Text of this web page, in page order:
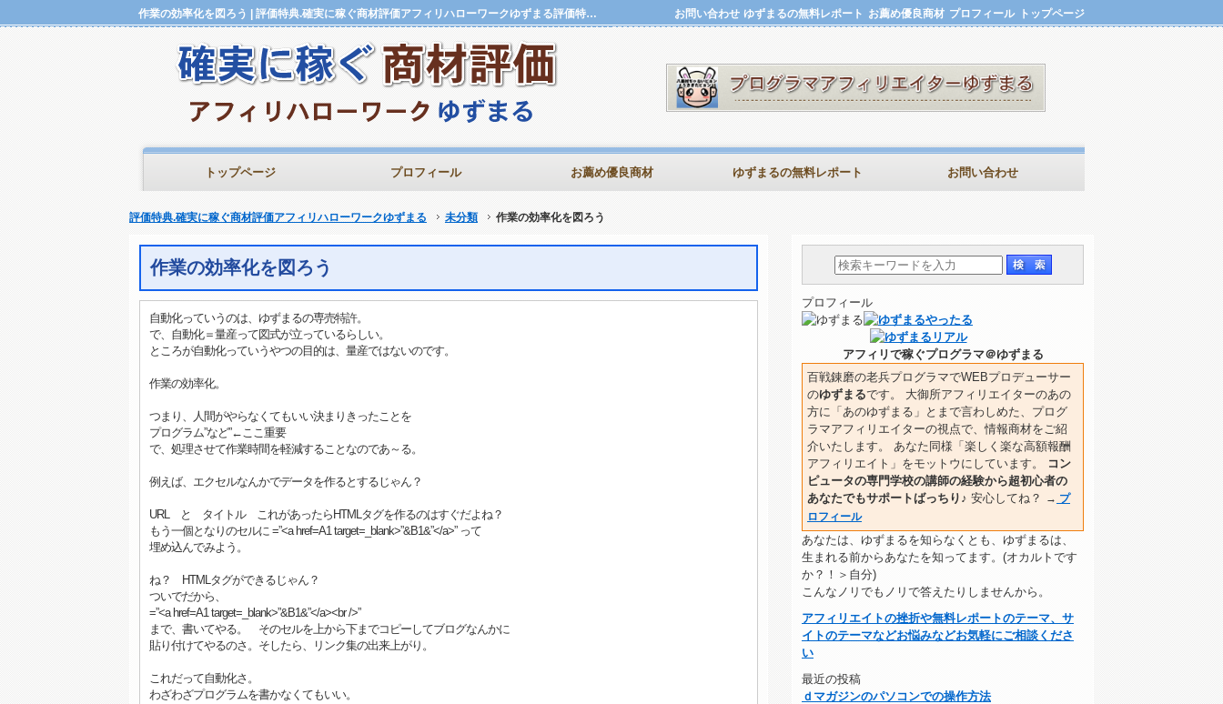
作業の効率化を図ろう | 評価特典.確実に稼ぐ商材評価アフィリハローワークゆずまる評価特典.確実に稼ぐ商材評価アフィリハローワークゆずまる トップページ
プロフィール
お薦め優良商材
ゆずまるの無料レポート
お問い合わせ
トップページ プロフィール お薦め優良商材 ゆずまるの無料レポート お問い合わせ
評価特典.確実に稼ぐ商材評価アフィリハローワークゆずまる 未分類 作業の効率化を図ろう
作業の効率化を図ろう
自動化っていうのは、ゆずまるの専売特許。
で、自動化＝量産って図式が立っているらしい。
ところが自動化っていうやつの目的は、量産ではないのです。
作業の効率化。
つまり、人間がやらなくてもいい決まりきったことを
プログラム”など”←ここ重要
で、処理させて作業時間を軽減することなのであ～る。
例えば、エクセルなんかでデータを作るとするじゃん？
URL と タイトル これがあったらHTMLタグを作るのはすぐだよね？
もう一個となりのセルに =”<a href=A1 target=_blank>”&B1&”</a>” って
埋め込んでみよう。
ね？ HTMLタグができるじゃん？
ついでだから、
=”<a href=A1 target=_blank>”&B1&”</a><br />”
まで、書いてやる。 そのセルを上から下までコピーしてブログなんかに
貼り付けてやるのさ。そしたら、リンク集の出来上がり。
これだって自動化さ。
わざわざプログラムを書かなくてもいい。
プロフィール
アフィリで稼ぐプログラマ＠ゆずまる
百戦錬磨の老兵プログラマでWEBプロデューサー
のゆずまるです。 大御所アフィリエイターのあの
方に「あのゆずまる」とまで言わしめた、プログ
ラマアフィリエイターの視点で、情報商材をご紹
介いたします。 あなた同様「楽しく楽な高額報酬
アフィリエイト」をモットウにしています。
コン
ピュータの専門学校の講師の経験から超初心者の
あなたでもサポートばっちり♪ 安心してね？ → プ
ロフィール
あなたは、ゆずまるを知らなくとも、ゆずまるは、
生まれる前からあなたを知ってます。(オカルトです
か？！＞自分)
こんなノリでもノリで答えたりしませんから。
アフィリエイトの挫折や無料レポートのテーマ、サ
イトのテーマなどお悩みなどお気軽にご相談くださ
い
最近の投稿
ｄマガジンのパソコンでの操作方法